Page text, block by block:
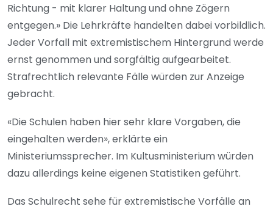
Richtung - mit klarer Haltung und ohne Zögern
entgegen.» Die Lehrkräfte handelten dabei vorbildlich.
Jeder Vorfall mit extremistischem Hintergrund werde
ernst genommen und sorgfältig aufgearbeitet.
Strafrechtlich relevante Fälle würden zur Anzeige
gebracht.
«Die Schulen haben hier sehr klare Vorgaben, die
eingehalten werden», erklärte ein
Ministeriumssprecher. Im Kultusministerium würden
dazu allerdings keine eigenen Statistiken geführt.
Das Schulrecht sehe für extremistische Vorfälle an